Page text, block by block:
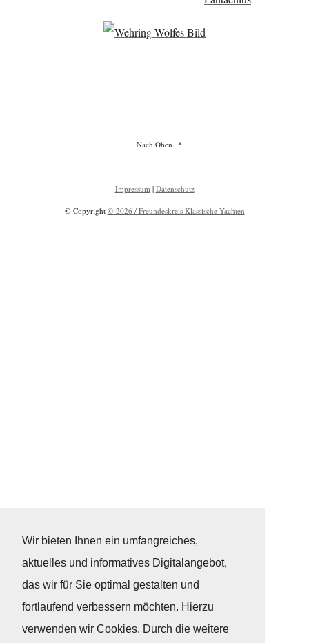
Wir bieten Ihnen ein umfangreiches,
aktuelles und informatives Digitalangebot,
das wir für Sie optimal gestalten und
fortlaufend verbessern möchten. Hierzu
verwenden wir Cookies. Durch die weitere
Nach Oben
Impressum | Datenschutz
© Copyright © 2026 / Freundeskreis Klassische Yachten